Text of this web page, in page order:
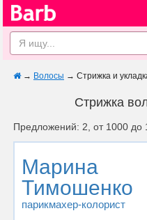
→ Волосы → Стрижка и
Стрижка
Предложений: 2, от 1000 до
Марина
Тимошенко
парикмахер-колорист